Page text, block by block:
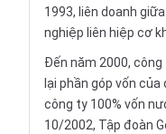
1993, liên doanh
nghiệp liên hiệp cơ
Đến năm 2000,
lại phần góp vốn
công ty 100% vốn
10/2002, Tập đoàn